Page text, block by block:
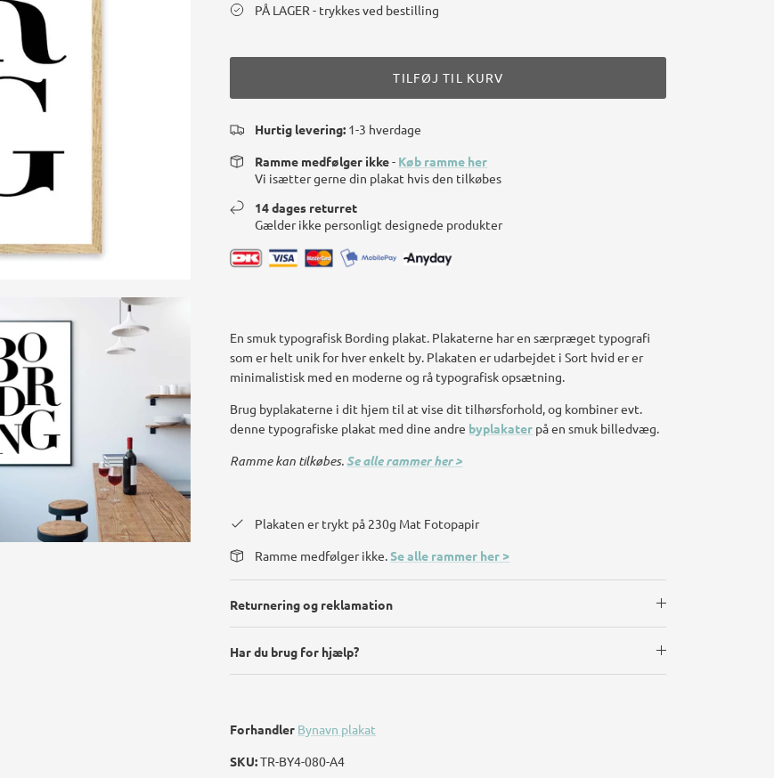
PÅ LAGER - trykkes ved bestilling
TILFØJ TIL KURV
Hurtig levering: 1-3 hverdage
Ramme medfølger ikke- Køb ramme her
Vi isætter gerne din plakat hvis den tilkøbes
14 dages returret
Gælder ikke personligt designede produkter
En smuk typografisk Bording plakat. Plakaterne har en særpræget typografi
som er helt unik for hver enkelt by. Plakaten er udarbejdet i Sort hvid er er
minimalistisk med en moderne og rå typografisk opsætning.
Brug byplakaterne i dit hjem til at vise dit tilhørsforhold, og kombiner evt.
denne typografiske plakat med dine andre byplakater på en smuk billedvæg.
Ramme kan tilkøbes. Se alle rammer her >
Plakaten er trykt på 230g Mat Fotopapir
Ramme medfølger ikke.Se alle rammer her >
Returnering og reklamation
Har du brug for hjælp?
Forhandler Bynavn plakat
SKU:TR-BY4-080-A4